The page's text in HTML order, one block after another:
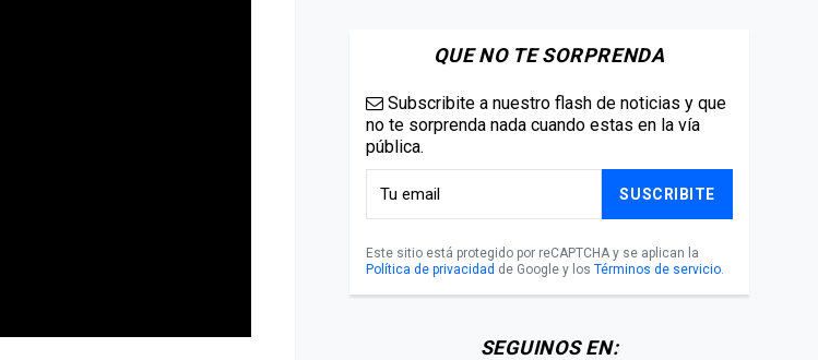
QUE NO TE SORPRENDA
Subscribite a nuestro flash de noticias y que
no te sorprenda nada cuando estas en la vía
pública.
SUSCRIBITE
Este sitio está protegido por reCAPTCHA y se aplican la
Política de privacidad de Google y los Términos de servicio.
SEGUINOS EN: